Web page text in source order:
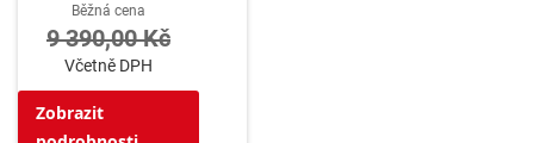
Běžná cena
9 390,00 Kč
Včetně DPH
Zobrazit